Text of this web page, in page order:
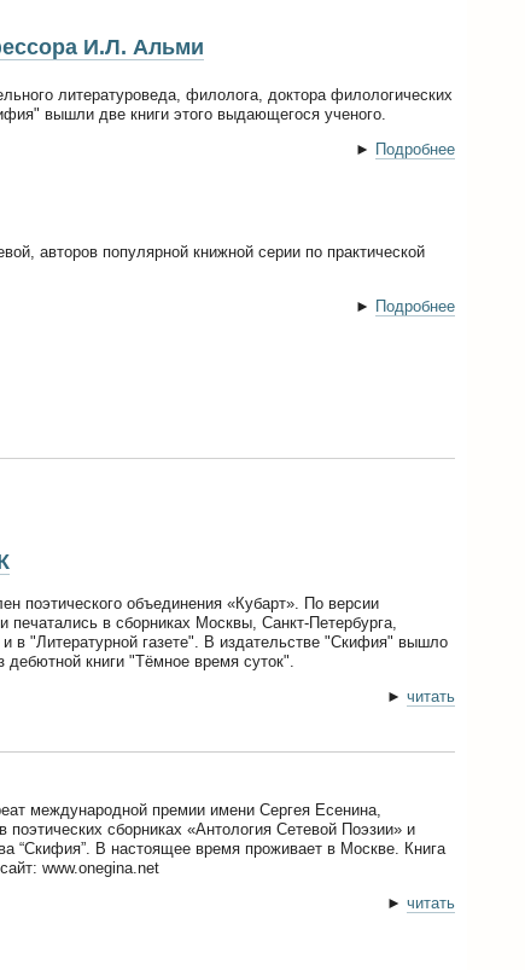
И.Л. Альми
литературоведа, филолога, доктора филологических
вышли две книги этого выдающегося ученого.
► Подробнее
авторов популярной книжной серии по практической
► Подробнее
поэтического объединения «Кубарт». По версии
в сборниках Москвы, Санкт-Петербурга,
в "Литературной газете". В издательстве "Скифия" вышло
книги "Тёмное время суток".
► читать
международной премии имени Сергея Есенина,
сборниках «Антология Сетевой Поэзии» и
“Скифия”. В настоящее время проживает в Москве. Книга
www.onegina.net
► читать